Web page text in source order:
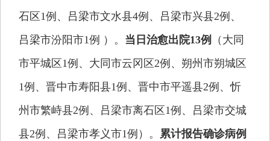
石区1例、吕梁市文水县4例、吕梁市兴县2例、
吕梁市汾阳市1例 ）。 当日治愈出院13例
（大同
市平城区1例、大同市云冈区2例、朔州市朔城区
1例、晋中市寿阳县1例、晋中市平遥县2例、忻
州市繁峙县2例、吕梁市离石区1例、吕梁市交城
县2例、吕梁市孝义市1例）。 累计报告确诊病例